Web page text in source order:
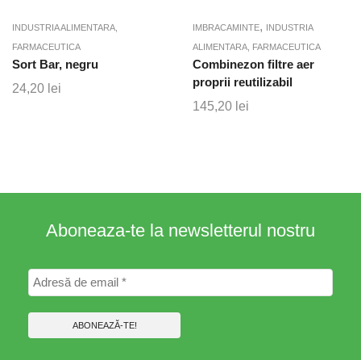
INDUSTRIA ALIMENTARA,
FARMACEUTICA
Sort Bar, negru
24,20 lei
IMBRACAMINTE, INDUSTRIA
ALIMENTARA, FARMACEUTICA
Combinezon filtre aer
proprii reutilizabil
145,20 lei
Aboneaza-te la newsletterul nostru